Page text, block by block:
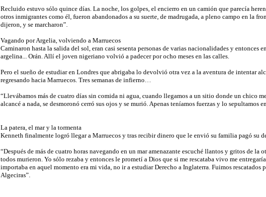
Recluido estuvo sólo quince días. La noche, los golpes, el encierro en un camión que parecía
otros inmigrantes como él, fueron abandonados a su suerte, de madrugada, a pleno campo en la
dijeron, y se marcharon”.
Vagando por Argelia, volviendo a Marruecos
Caminaron hasta la salida del sol, eran casi sesenta personas de varias nacionalidades y entonces
argelina... Orán. Allí el joven nigeriano volvió a padecer por ocho meses en las calles.
Pero el sueño de estudiar en Londres que abrigaba lo devolvió otra vez a la aventura de intentar
regresando hacia Marruecos. Tres semanas de infierno…
“Llevábamos más de cuatro días sin comida ni agua, cuando llegamos a un sitio donde un chico
alcancé a nada, se desmoronó cerró sus ojos y se murió. Apenas teníamos fuerzas y lo sepultamos
La patera, el mar y la tormenta
Kenneth finalmente logró llegar a Marruecos y tras recibir dinero que le envió su familia pagó su
“Después de más de cuatro horas navegando en un mar amenazante escuché llantos y gritos de
todos murieron. Yo sólo rezaba y entonces le prometí a Dios que si me rescataba vivo me
importaba en aquel momento era mi vida, no ir a estudiar Derecho a Inglaterra. Fuimos
Algeciras”.